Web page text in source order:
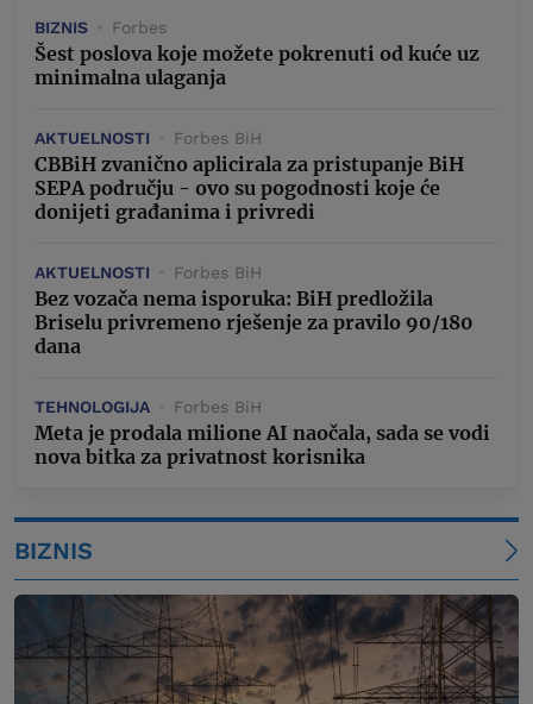
BIZNIS Forbes
Šest poslova koje možete pokrenuti od kuće uz
minimalna ulaganja
AKTUELNOSTI Forbes BiH
CBBiH zvanično aplicirala za pristupanje BiH
SEPA području - ovo su pogodnosti koje će
donijeti građanima i privredi
AKTUELNOSTI Forbes BiH
Bez vozača nema isporuka: BiH predložila
Briselu privremeno rješenje za pravilo 90/180
dana
TEHNOLOGIJA Forbes BiH
Meta je prodala milione AI naočala, sada se vodi
nova bitka za privatnost korisnika
BIZNIS